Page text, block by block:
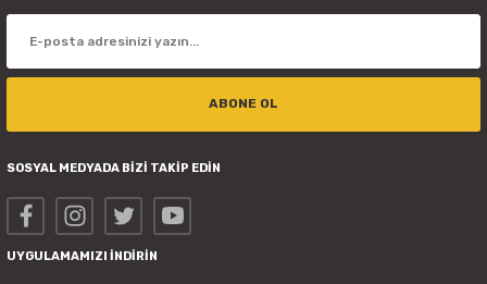
ABONE OL
SOSYAL MEDYADA BİZİ TAKİP EDİN
UYGULAMAMIZI İNDİRİN